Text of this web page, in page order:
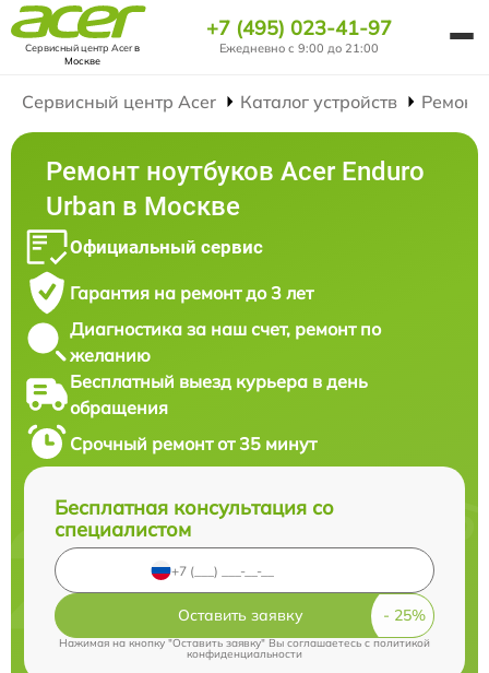
Сервисный центр Acerв
Москве
+7 (495) 023-41-97
Ежедневно с 9:00 до 21:00
Сервисный центр Acer Каталог устройств Ремонт
Ремонт ноутбуков Acer Enduro
Urban в Москве
Официальный сервис
Гарантия на ремонт до 3 лет
Диагностика за наш счет, ремонт по
желанию
Бесплатный выезд курьера в день
обращения
Срочный ремонт от 35 минут
Бесплатная консультация со
специалистом
Оставить заявку
Нажимая на кнопку "Оставить заявку" Вы соглашаетесь cполитикой
конфиденциальности